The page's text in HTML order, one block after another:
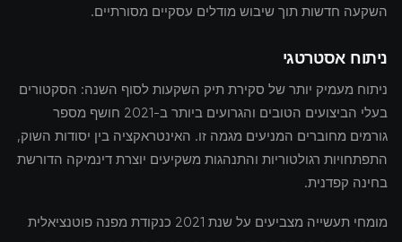
השקעה חדשות תוך שיבוש מודלים עסקיים מסורתיים.
ניתוח אסטרטגי
ניתוח מעמיק יותר של סקירת תיק השקעות לסוף השנה: הסקטורים
בעלי הביצועים הטובים והגרועים ביותר ב-2021 חושף מספר
גורמים מחוברים המניעים מגמה זו. האינטראקציה בין יסודות השוק,
התפתחויות רגולטוריות והתנהגות משקיעים יוצרת דינמיקה הדורשת
בחינה קפדנית.
מומחי תעשייה מצביעים על שנת 2021 כנקודת מפנה פוטנציאלית